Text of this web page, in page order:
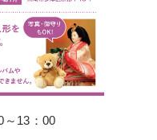
～13：00